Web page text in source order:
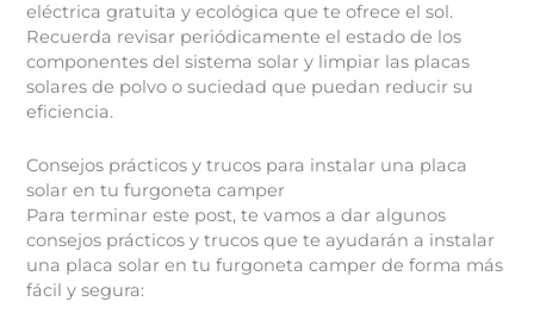
eléctrica gratuita y ecológica que te ofrece el sol.
Recuerda revisar periódicamente el estado de los
componentes del sistema solar y limpiar las placas
solares de polvo o suciedad que puedan reducir su
eficiencia.
Consejos prácticos y trucos para instalar una placa
solar en tu furgoneta camper
Para terminar este post, te vamos a dar algunos
consejos prácticos y trucos que te ayudarán a instalar
una placa solar en tu furgoneta camper de forma más
fácil y segura: